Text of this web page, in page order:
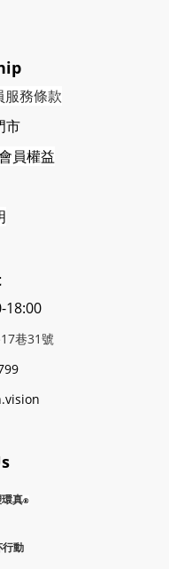
務條款
市
員權益
18:00
巷31號
真®
行動